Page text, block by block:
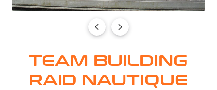
TEAM BUILDING
RAID NAUTIQUE